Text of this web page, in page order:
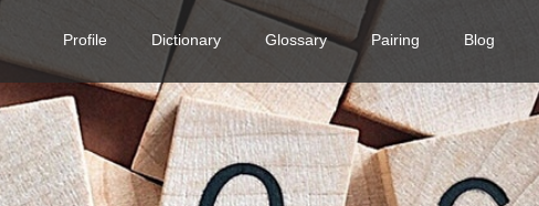
Profile Dictionary Glossary Pairing Blog